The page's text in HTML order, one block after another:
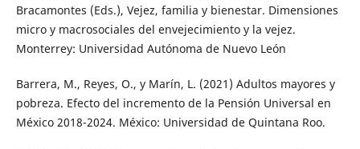
Bracamontes (Eds.), Vejez, familia y bienestar. Dimensiones
micro y macrosociales del envejecimiento y la vejez.
Monterrey: Universidad Autónoma de Nuevo León
Barrera, M., Reyes, O., y Marín, L. (2021) Adultos mayores y
pobreza. Efecto del incremento de la Pensión Universal en
México 2018-2024. México: Universidad de Quintana Roo.